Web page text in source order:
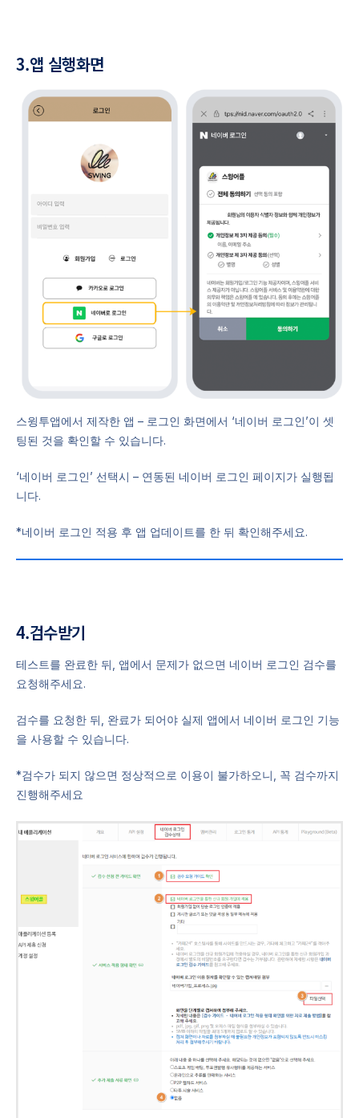
3.앱 실행화면
스윙투앱에서 제작한 앱 – 로그인 화면에서 ‘네이버 로그인’이 셋
팅된 것을 확인할 수 있습니다.
‘네이버 로그인’ 선택시 – 연동된 네이버 로그인 페이지가 실행됩
니다.
*네이버 로그인 적용 후 앱 업데이트를 한 뒤 확인해주세요.
4.검수받기
테스트를 완료한 뒤, 앱에서 문제가 없으면 네이버 로그인 검수를
요청해주세요.
검수를 요청한 뒤, 완료가 되어야 실제 앱에서 네이버 로그인 기능
을 사용할 수 있습니다.
*검수가 되지 않으면 정상적으로 이용이 불가하오니, 꼭 검수까지
진행해주세요